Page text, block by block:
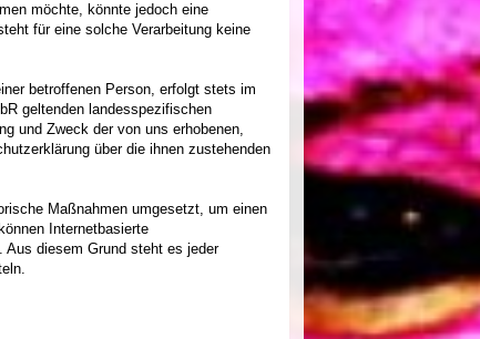
möchte, könnte jedoch eine
für eine solche Verarbeitung keine
betroffenen Person, erfolgt stets im
geltenden landesspezifischen
und Zweck der von uns erhobenen,
über die ihnen zustehenden
Maßnahmen umgesetzt, um einen
Internetbasierte
Aus diesem Grund steht es jeder